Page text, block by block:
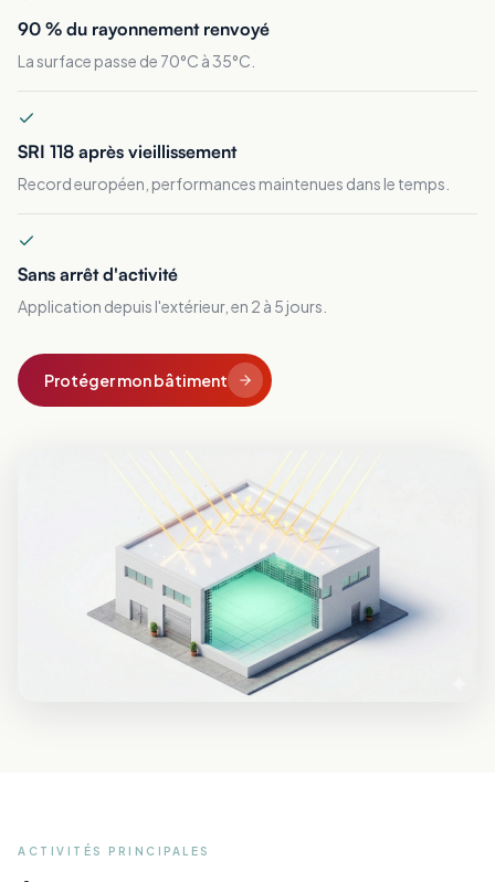
90 % du rayonnement renvoyé
La surface passe de 70°C à 35°C.
SRI 118 après vieillissement
Record européen, performances maintenues dans le temps.
Sans arrêt d'activité
Application depuis l'extérieur, en 2 à 5 jours.
Protéger mon bâtiment
ACTIVITÉS PRINCIPALES